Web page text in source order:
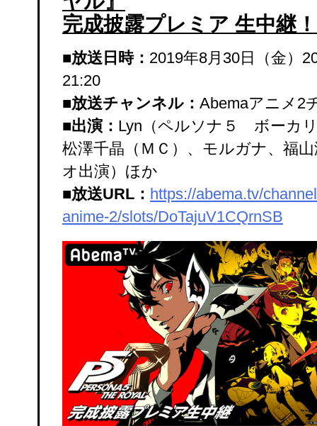
完成披露プレミア 生中継！
■放送日時： 2019年8月30日（金）
21:20
■放送チャンネル： Abemaアニメ2
■出演： Lyn（ペルソナ５ ボーカ
松澤千晶（ＭＣ）、モルガナ、福
オ出演）ほか
■放送URL： https://abema.tv/
anime-2/slots/DoTajuV1CQrnSB